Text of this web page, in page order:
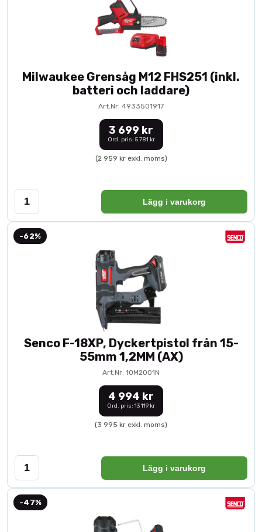
Milwaukee Grensåg M12 FHS251 (inkl.
batteri och laddare)
Art.Nr: 4933501917
3 699 kr
Ord. pris: 5 781 kr
(2 959 kr exkl. moms)
Lägg i varukorg
-62%
Senco F-18XP, Dyckertpistol från 15-
55mm 1,2MM (AX)
Art.Nr: 10M2001N
4 994 kr
Ord. pris: 13 119 kr
(3 995 kr exkl. moms)
Lägg i varukorg
-47%